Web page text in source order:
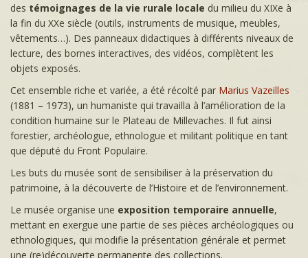
des témoignages de la vie rurale locale du milieu du XIXe à
la fin du XXe siècle (outils, instruments de musique, meubles,
vêtements…). Des panneaux didactiques à différents niveaux de
lecture, des bornes interactives, des vidéos, complètent les
objets exposés.
Cet ensemble riche et variée, a été récolté par Marius Vazeilles
(1881 – 1973), un humaniste qui travailla à l’amélioration de la
condition humaine sur le Plateau de Millevaches. Il fut ainsi
forestier, archéologue, ethnologue et militant politique en tant
que député du Front Populaire.
Les buts du musée sont de sensibiliser à la préservation du
patrimoine, à la découverte de l’Histoire et de l’environnement.
Le musée organise une exposition temporaire annuelle,
mettant en exergue une partie de ses pièces archéologiques ou
ethnologiques, qui modifie la présentation générale et permet
une (re)découverte permanente des collections.